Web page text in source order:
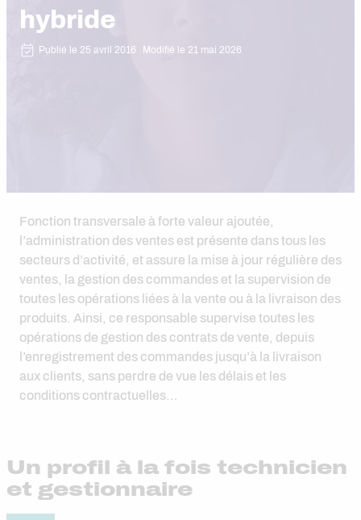
hybride
Publié le 25 avril 2016 Modifié le 21 mai 2026
Fonction transversale à forte valeur ajoutée,
l’administration des ventes est présente dans tous les
secteurs d’activité, et assure la mise à jour régulière des
ventes, la gestion des commandes et la supervision de
toutes les opérations liées à la vente ou à la livraison des
produits. Ainsi, ce responsable supervise toutes les
opérations de gestion des contrats de vente, depuis
l’enregistrement des commandes jusqu’à la livraison
aux clients, sans perdre de vue les délais et les
conditions contractuelles…
Un profil à la fois technicien
et gestionnaire